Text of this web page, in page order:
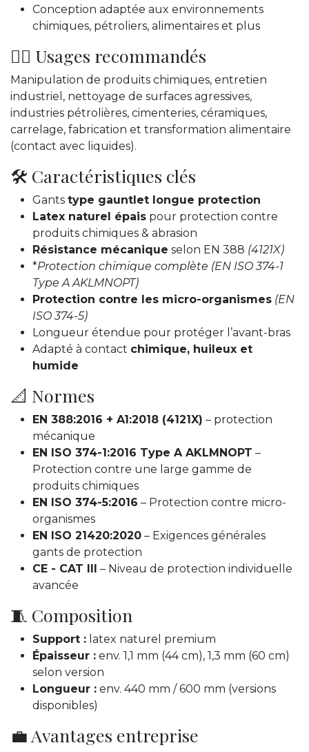
Conception adaptée aux environnements
chimiques, pétroliers, alimentaires et plus
👷‍♂️ Usages recommandés
Manipulation de produits chimiques, entretien
industriel, nettoyage de surfaces agressives,
industries pétrolières, cimenteries, céramiques,
carrelage, fabrication et transformation alimentaire
(contact avec liquides).
🛠️ Caractéristiques clés
Gants type gauntlet longue protection
Latex naturel épais pour protection contre
produits chimiques & abrasion
Résistance mécanique selon EN 388 (4121X)
*Protection chimique complète (EN ISO 374-1
Type A AKLMNOPT)
Protection contre les micro-organismes (EN
ISO 374-5)
Longueur étendue pour protéger l’avant-bras
Adapté à contact chimique, huileux et
humide
📐 Normes
EN 388:2016 + A1:2018 (4121X) – protection
mécanique
EN ISO 374-1:2016 Type A AKLMNOPT –
Protection contre une large gamme de
produits chimiques
EN ISO 374-5:2016 – Protection contre micro-
organismes
EN ISO 21420:2020 – Exigences générales
gants de protection
CE - CAT III – Niveau de protection individuelle
avancée
🧵 Composition
Support : latex naturel premium
Épaisseur : env. 1,1 mm (44 cm), 1,3 mm (60 cm)
selon version
Longueur : env. 440 mm / 600 mm (versions
disponibles)
💼 Avantages entreprise